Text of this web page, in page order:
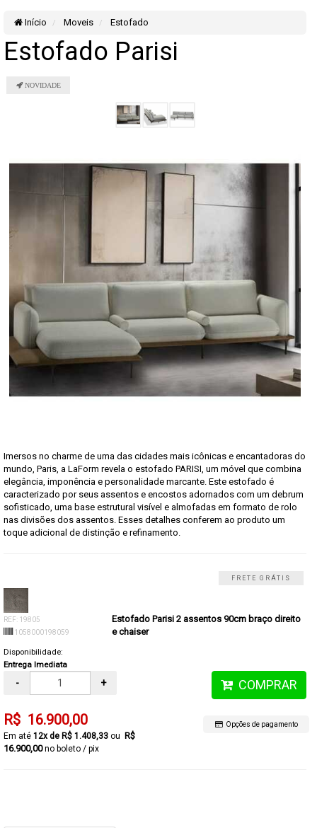
Início Moveis Estofado
Estofado Parisi
Imersos no charme de uma das cidades mais icônicas e encantadoras do
mundo, Paris, a LaForm revela o estofado PARISI, um móvel que combina
elegância, imponência e personalidade marcante. Este estofado é
caracterizado por seus assentos e encostos adornados com um debrum
sofisticado, uma base estrutural visível e almofadas em formato de rolo
nas divisões dos assentos. Esses detalhes conferem ao produto um
toque adicional de distinção e refinamento.
FRETE GRÁTIS
REF: 19805
1058000198059
Estofado Parisi 2 assentos 90cm braço direito
e chaiser
Disponibilidade:
Entrega Imediata
- + COMPRAR
R$ 16.900,00
12x de R$ 1.408,33
R$
16.900,00no boleto / pix
Opções de pagamento